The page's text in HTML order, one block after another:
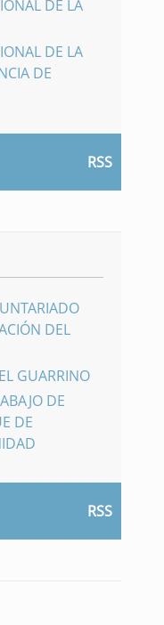
DE LA
DE LA
DE
RSS
DEL
GUARRINO
DE
DE
RSS